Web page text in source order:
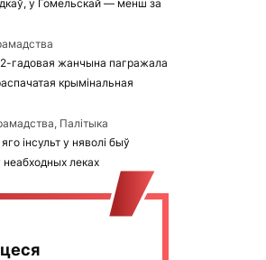
у Гомельскай — менш за
гадовая жанчына пагражала
крымінальная
Палітыка
інсульт у няволі быў
леках